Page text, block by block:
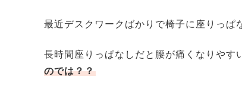
最近デスクワークばかりで椅子に座りっぱ
長時間座りっぱなしだと腰が痛くなりやす
のでは？？